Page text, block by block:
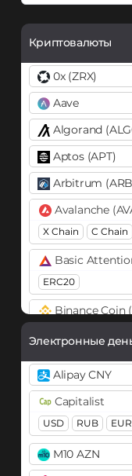
Криптовалюты
0x (ZRX)
Aave
Algorand
Aptos (APT)
Arbitrum
Avalanche
X Chain C Chain
Basic
ERC20
Binance Coin
Bitcoin (BTC)
BTC BEP20
ARB
AVAXC
Bitcoin Cash
Bitcoin SV
Электронные
Alipay CNY
Capitalist
USD RUB EUR
M10 AZN